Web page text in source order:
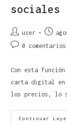
sociales
user
0 comentarios
Con esta
carta digital en
los precios, lo
Continuar